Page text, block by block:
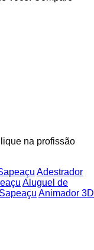
na profissão
Adestrador
Aluguel de
Animador 3D